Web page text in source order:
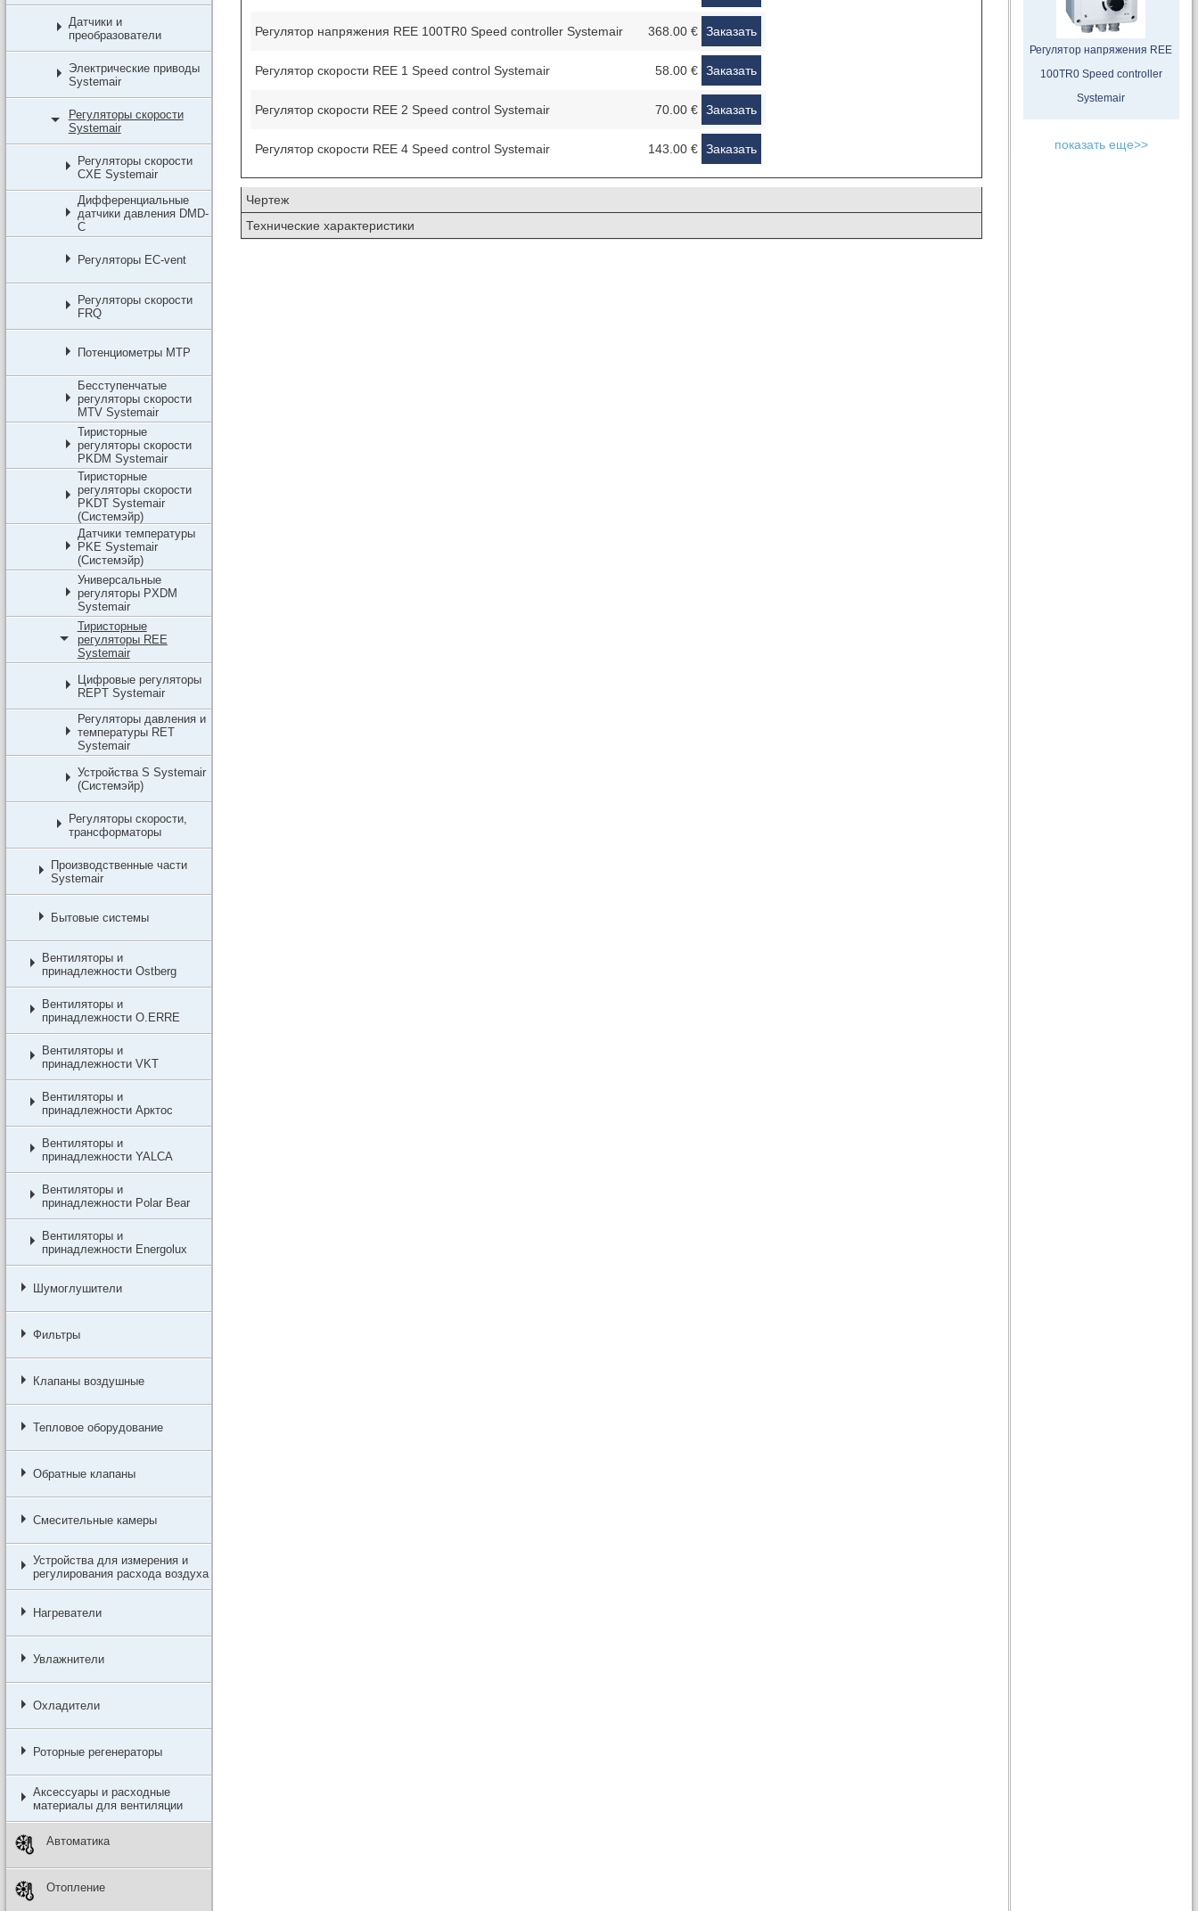
Датчики и
преобразователи
Электрические приводы
Systemair
Регуляторы скорости
Systemair
Регуляторы скорости
CXE Systemair
Дифференциальные
датчики давления DMD-
C
Регуляторы EC-vent
Регуляторы скорости
FRQ
Потенциометры MTP
Бесступенчатые
регуляторы скорости
MTV Systemair
Тиристорные
регуляторы скорости
PKDM Systemair
Тиристорные
регуляторы скорости
PKDT Systemair
(Системэйр)
Датчики температуры
PKE Systemair
(Системэйр)
Универсальные
регуляторы PXDM
Systemair
Тиристорные
регуляторы REE
Systemair
Цифровые регуляторы
REPT Systemair
Регуляторы давления и
температуры RET
Systemair
Устройства S Systemair
(Системэйр)
Регуляторы скорости,
трансформаторы
Производственные части
Systemair
Бытовые системы
Вентиляторы и
принадлежности Ostberg
Вентиляторы и
принадлежности O.ERRE
Вентиляторы и
принадлежности VKT
Вентиляторы и
принадлежности Арктос
Вентиляторы и
принадлежности YALCA
Вентиляторы и
принадлежности Polar Bear
Вентиляторы и
принадлежности Energolux
Шумоглушители
Фильтры
Клапаны воздушные
Тепловое оборудование
Обратные клапаны
Смесительные камеры
Устройства для измерения и
регулирования расхода воздуха
Нагреватели
Увлажнители
Охладители
Роторные регенераторы
Аксессуары и расходные
материалы для вентиляции
Автоматика
Отопление
Регулятор напряжения REE 100TR0 Speed controller Systemair 368.00 € Заказать
Регулятор скорости REE 1 Speed control Systemair 58.00 € Заказать
Регулятор скорости REE 2 Speed control Systemair 70.00 € Заказать
Регулятор скорости REE 4 Speed control Systemair 143.00 € Заказать
Чертеж
Технические характеристики
Регулятор напряжения REE
100TR0 Speed controller
Systemair
показать еще>>